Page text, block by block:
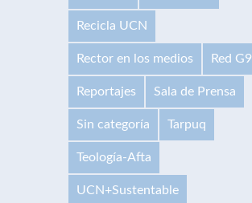
Recicla UCN
Rector en los medios Red G9
Reportajes Sala de Prensa
Sin categoría Tarpuq
Teología-Afta
UCN+Sustentable